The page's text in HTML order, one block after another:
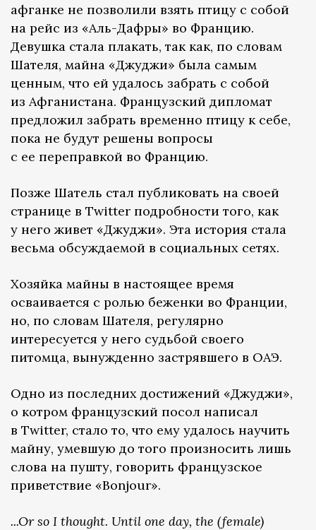
афганке не позволили взять птицу с собой
на рейс из «Аль-Дафры» во Францию.
Девушка стала плакать, так как, по словам
Шателя, майна «Джуджи» была самым
ценным, что ей удалось забрать с собой
из Афганистана. Французский дипломат
предложил забрать временно птицу к себе,
пока не будут решены вопросы
с ее переправкой во Францию.
Позже Шатель стал публиковать на своей
странице в Twitter подробности того, как
у него живет «Джуджи». Эта история стала
весьма обсуждаемой в социальных сетях.
Хозяйка майны в настоящее время
осваивается с ролью беженки во Франции,
но, по словам Шателя, регулярно
интересуется у него судьбой своего
питомца, вынужденно застрявшего в ОАЭ.
Одно из последних достижений «Джуджи»,
о котром французский посол написал
в Twitter, стало то, что ему удалось научить
майну, умевшую до того произносить лишь
слова на пушту, говорить французское
приветствие «Bonjour».
...Or so I thought. Until one day, the (female)